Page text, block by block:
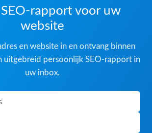
rapport voor uw
website
en website in en ontvang binnen
uitgebreid persoonlijk SEO-rapport in
uw inbox.